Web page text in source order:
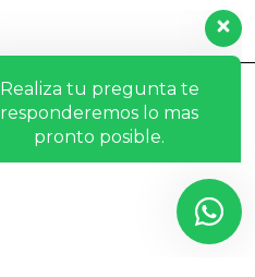
Hola, ¿Cómo te ayudo?